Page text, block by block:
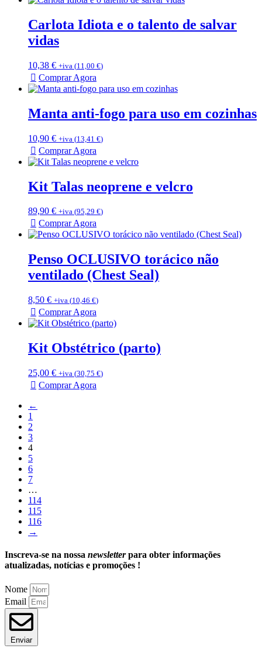
Carlota Idiota e o talento de salvar
vidas
10,38 € +iva (11,00 €)
Comprar Agora
Manta anti-fogo para uso em cozinhas
10,90 € +iva (13,41 €)
Comprar Agora
Kit Talas neoprene e velcro
89,90 € +iva (95,29 €)
Comprar Agora
Penso OCLUSIVO torácico não
ventilado (Chest Seal)
8,50 € +iva (10,46 €)
Comprar Agora
Kit Obstétrico (parto)
25,00 € +iva (30,75 €)
Comprar Agora
←
1
2
3
4
5
6
7
…
114
115
116
→
Inscreva-se na nossa newsletterpara obter informações
atualizadas, notícias e promoções !
Nome
Email
Enviar